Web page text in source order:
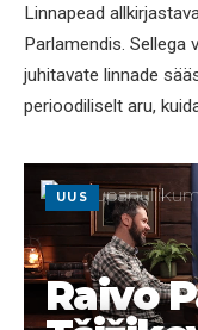
Linnapead
Parlamendis. Sellega
juhitavate linnade
perioodiliselt aru,
UUS
Raivo